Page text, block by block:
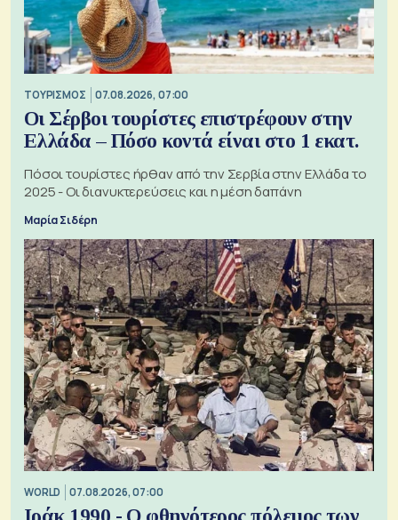
ΤΟΥΡΙΣΜΟΣ 07.08.2026, 07:00
Οι Σέρβοι τουρίστες επιστρέφουν στην
Ελλάδα – Πόσο κοντά είναι στο 1 εκατ.
Πόσοι τουρίστες ήρθαν από την Σερβία στην Ελλάδα το
2025 - Οι διανυκτερεύσεις και η μέση δαπάνη
Μαρία Σιδέρη
WORLD 07.08.2026, 07:00